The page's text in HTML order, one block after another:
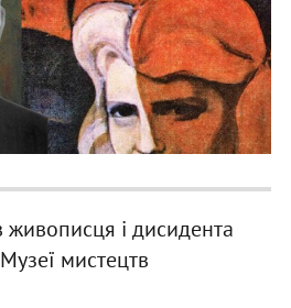
живописця і дисидента
мистецтв